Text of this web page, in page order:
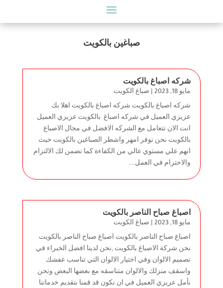
صباغين بالكويت
شركه اصباغ بالكويت
مايو 18, 2023 | صباغ الكويت
شركه اصباغ بالكويت شركه اصباغ بالكويت اهلا بك
عزيزي العميل في شركه اصباغ بالكويت عزيزي العميل
انت الان تتعامل مع الشركه الافضل في مجال الاصباغ
بالكويت نحن نوفر امهر واشطر الصباغين بالكويت حيث
انهم علي مستوي عالي من الكفاءة كما نضمن لك الالتزام
والاحترام في العمل...
اصباغ صباح الناصر بالكويت
مايو 18, 2023 | صباغ الكويت
اصباغ صباح الناصر بالكويت اصباغ صباح الناصر بالكويت
نحن شركة الاصباغ بالكويت ,نحن لدينا افضل الخبراء في
تصميم الالوان وفي اختيار الالوان التي تناسب عفشك
واسقف منزلك والالوان متناسقه مع بعضها البعض ونحن
نأمل عزيزي العميل في ان نكون قد قمنا بتقديم خدماتنا